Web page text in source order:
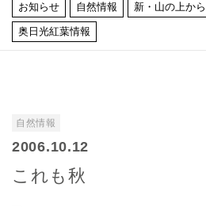
お知らせ 自然情報 新・山の上か
奥日光紅葉情報
自然情報
2006.10.12
これも秋